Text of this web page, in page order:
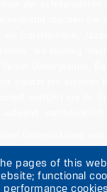
pages of this
functional